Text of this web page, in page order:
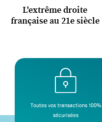
L'extrême droite
française au 21e siècle
Toutes vos transactions 100%
sécurisées